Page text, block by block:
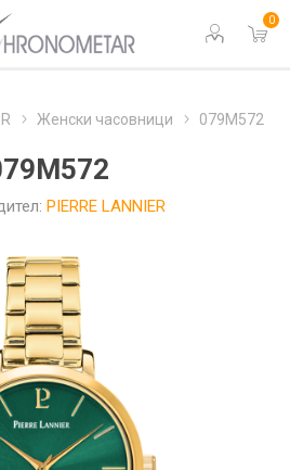
0
Женски часовници 079M572
PIERRE LANNIER